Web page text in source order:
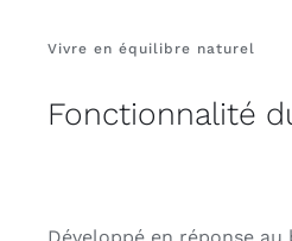
Vivre en équilibre naturel
Fonctionnalité